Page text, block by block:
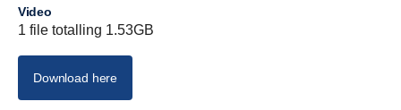
Video
1 file totalling 1.53GB
Download here